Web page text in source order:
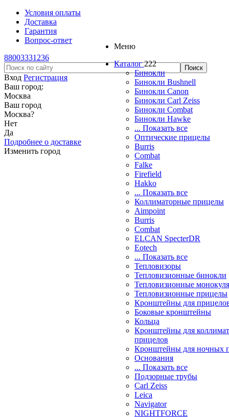
Условия оплаты
Доставка
Гарантия
Вопрос-ответ
88003331236
Вход Регистрация
Ваш город:
Москва
Ваш город
Москва?
Нет
Да
Подробнее о доставке
Изменить город
Меню
Каталог 222
Бинокли
Бинокли Bushnell
Бинокли Canon
Бинокли Carl Zeiss
Бинокли Combat
Бинокли Hawke
... Показать все
Оптические прицелы
Burris
Combat
Falke
Firefield
Hakko
... Показать все
Коллиматорные прицелы
Aimpoint
Burris
Combat
ELCAN SpecterDR
Eotech
... Показать все
Тепловизоры
Тепловизионные бинокли
Тепловизионные
Тепловизионные прицелы
Кронштейны для
Боковые кронштейны
Кольца
Кронштейны для
прицелов
Кронштейны для ночных
Основания
... Показать все
Подзорные трубы
Carl Zeiss
Leica
Navigator
NIGHTFORCE